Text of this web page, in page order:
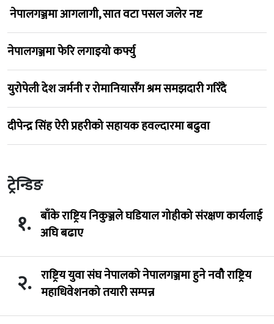
नेपालगञ्जमा आगलागी, सात वटा पसल जलेर नष्ट
नेपालगञ्जमा फेरि लगाइयो कर्फ्यु
युरोपेली देश जर्मनी र रोमानियासँग श्रम समझदारी गरिँदै
दीपेन्द्र सिंह ऐरी प्रहरीको सहायक हवल्दारमा बढुवा
ट्रेन्डिङ
१. बाँके राष्ट्रिय निकुञ्जले घडियाल गोहीको संरक्षण कार्यलाई
अघि बढाए
२. राष्ट्रिय युवा संघ नेपालको नेपालगञ्जमा हुने नवौ राष्ट्रिय
महाधिवेशनको तयारी सम्पन्न